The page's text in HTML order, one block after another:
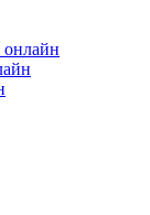
онлайн